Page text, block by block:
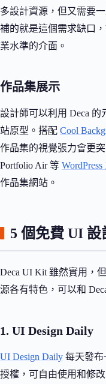
多設計資源，但又需要
補的就是這個需求缺口
業水準的介面。
作品集展示
設計師可以利用 Deca
站原型。搭配 Cool
作品集的視覺張力會更
Portfolio Air 等 WordPress
作品集網站。
5 個免費 UI
Deca UI Kit 雖然實用，
源各有特色，可以和
1. UI Design Daily
UI Design Daily 每天發布
授權，可自由使用和修